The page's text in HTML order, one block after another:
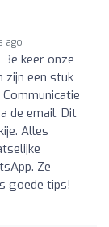
ago
keer onze
zijn een stuk
de email. Dit
Alles
Ze
goede tips!